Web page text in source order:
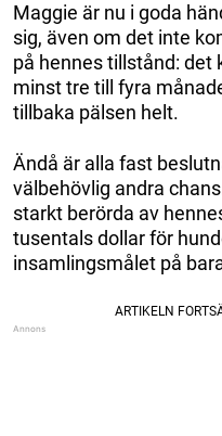
Maggie är nu i goda
sig, även om det inte
på hennes tillstånd:
minst tre till fyra
tillbaka pälsen helt.
Ändå är alla fast
välbehövlig andra
starkt berörda av
tusentals dollar för
insamlingsmålet på